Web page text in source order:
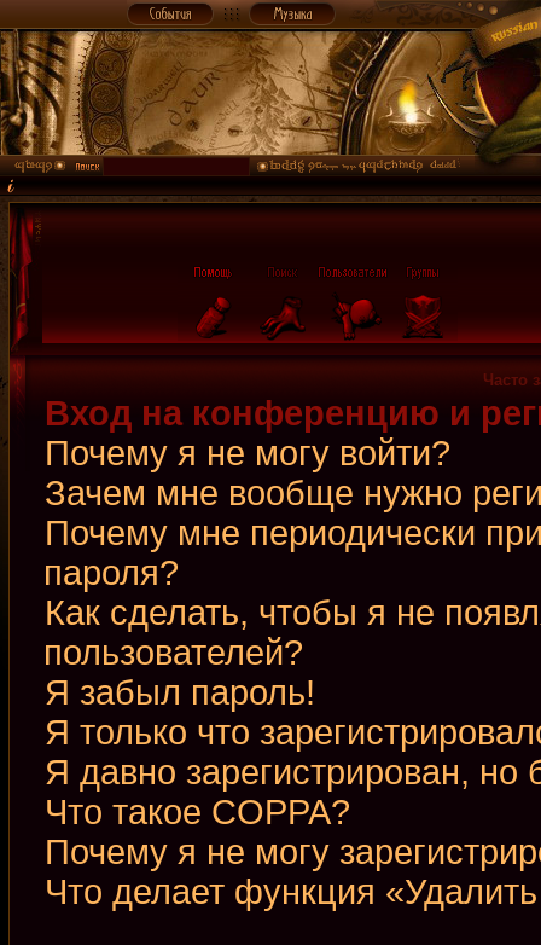
Часто
Вход на конференцию и
Почему я не могу войти?
Зачем мне вообще нужно
Почему мне периодически
пароля?
Как сделать, чтобы я не
пользователей?
Я забыл пароль!
Я только что
Я давно зарегистрирован, но
Что такое COPPA?
Почему я не могу
Что делает функция